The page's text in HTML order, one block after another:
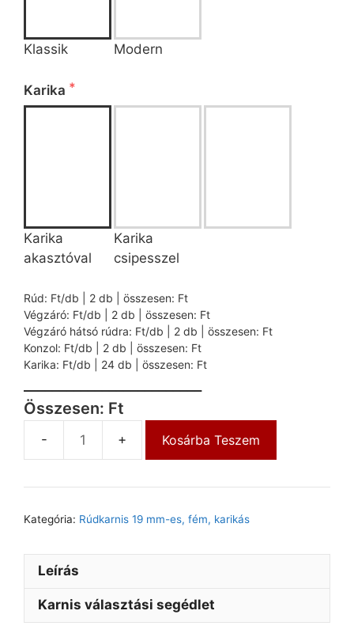
Klassik
Modern
Karika
Karika
akasztóval
Karika
csipesszel
Rúd: Ft/db | 2 db | összesen: Ft
Végzáró: Ft/db | 2 db | összesen: Ft
Végzáró hátsó rúdra: Ft/db | 2 db | összesen: Ft
Konzol: Ft/db | 2 db | összesen: Ft
Karika: Ft/db | 24 db | összesen: Ft
Összesen: Ft
Kosárba Teszem
Kategória: Rúdkarnis 19 mm-es, fém, karikás
Leírás
Karnis választási segédlet